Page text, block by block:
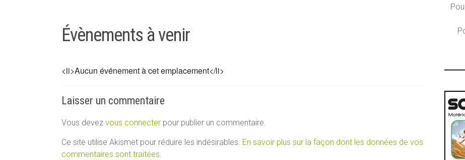
Évènements à venir
<li>Aucun événement à cet emplacement</li>
Laisser un commentaire
Vous devez vous connecter pour publier un commentaire.
Ce site utilise Akismet pour réduire les indésirables. En savoir plus sur la façon dont les données de vos
commentaires sont traitées